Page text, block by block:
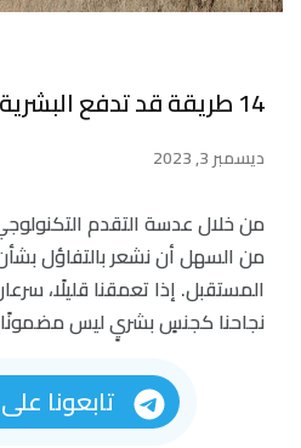
14 طريقة قد تدفع البشرية إلى الانقراض
ديسمبر 3, 2023
من خلال عدسة التقدم
من السهل أن نشعر بالتفاؤل
المستقبل. إذا تعمقنا قليلًا،
نجاحنا كجنسٍ بشريٍ ليس مضمونًا
تابعونا